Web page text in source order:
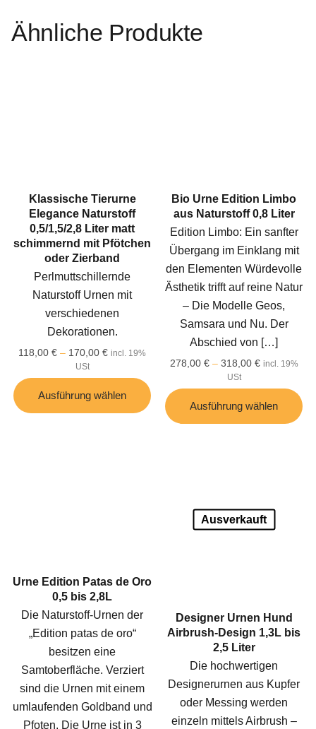
Ähnliche Produkte
Klassische Tierurne
Elegance Naturstoff
0,5/1,5/2,8 Liter matt
schimmernd mit Pfötchen
oder Zierband
Perlmuttschillernde
Naturstoff Urnen mit
verschiedenen
Dekorationen.
118,00 € – 170,00 € incl. 19%
USt
Ausführung wählen
Bio Urne Edition Limbo
aus Naturstoff 0,8 Liter
Edition Limbo: Ein sanfter
Übergang im Einklang mit
den Elementen Würdevolle
Ästhetik trifft auf reine Natur
– Die Modelle Geos,
Samsara und Nu. Der
Abschied von […]
278,00 € – 318,00 € incl. 19%
USt
Ausführung wählen
Urne Edition Patas de Oro
0,5 bis 2,8L
Die Naturstoff-Urnen der
„Edition patas de oro“
besitzen eine
Samtoberfläche. Verziert
sind die Urnen mit einem
umlaufenden Goldband und
Pfoten. Die Urne ist in 3
Ausverkauft
Designer Urnen Hund
Airbrush-Design 1,3L bis
2,5 Liter
Die hochwertigen
Designerurnen aus Kupfer
oder Messing werden
einzeln mittels Airbrush –